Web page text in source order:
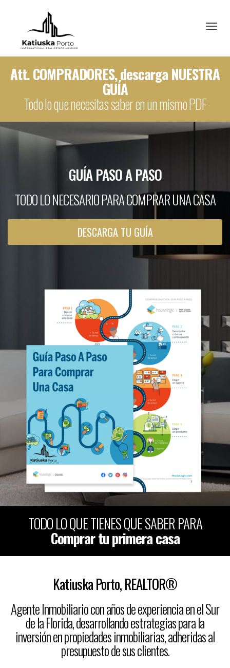
Att. COMPRADORES, descarga NUESTRA
GUÍA
Todo lo que necesitas saber en un mismo PDF
GUÍA PASO A PASO
TODO LO NECESARIO PARA COMPRAR UNA CASA
DESCARGA TU GUÍA
TODO LO QUE TIENES QUE SABER PARA
Comprar tu primera casa
Katiuska Porto, REALTOR®
Agente Inmobiliario con años de experiencia en el Sur
de la Florida, desarrollando estrategias para la
inversión en propiedades inmobiliarias, adheridas al
presupuesto de sus clientes.